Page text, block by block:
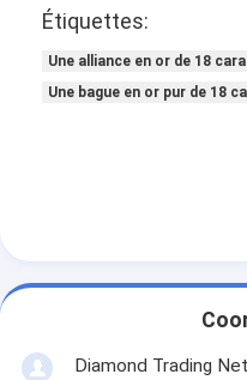
Étiquettes:
Une alliance en or de 18
Une bague en or pur de 18
Diamond Trading